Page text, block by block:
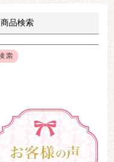
商品検索